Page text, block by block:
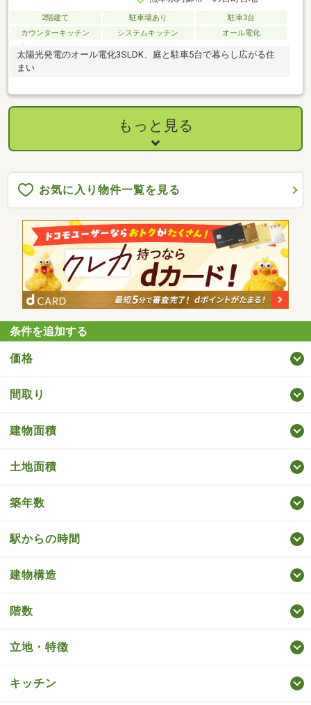
2階建て 駐車場あり
駐車3台
カウンターキッチン
システムキッチン オール電化
太陽光発電のオール電化3SLDK、庭と駐車5台で暮らし広がる住
まい
もっと見る
お気に入り物件一覧を見る
条件を追加する
価格
間取り
建物面積
土地面積
築年数
駅からの時間
建物構造
階数
立地・特徴
キッチン